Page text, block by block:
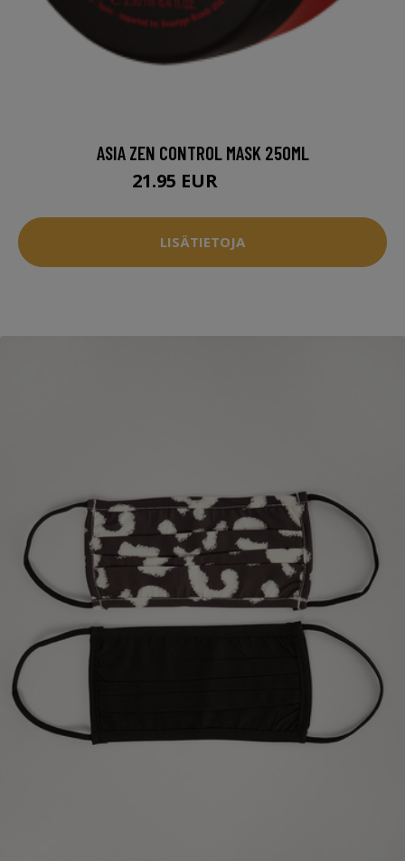
ASIA ZEN CONTROL MASK 250ML
21.95 EUR
LISÄTIETOJA